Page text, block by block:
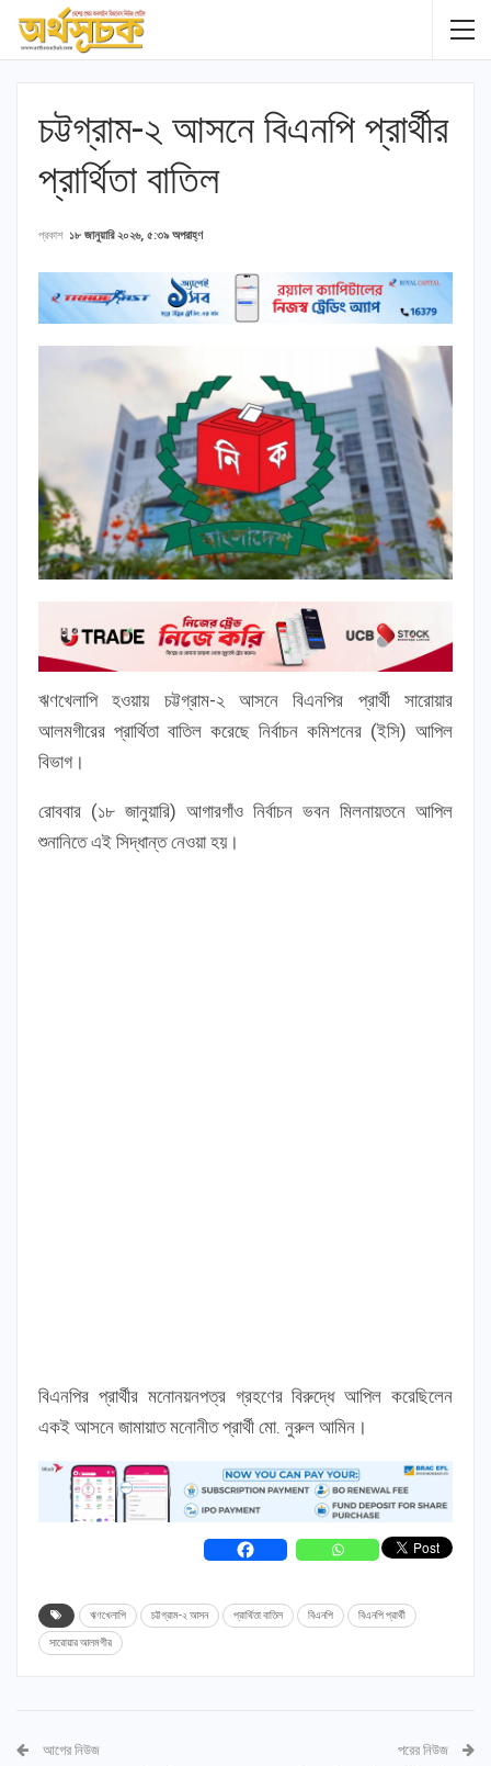
চট্টগ্রাম-২ আসনে বিএনপি প্রার্থীর
প্রার্থিতা বাতিল
প্রকাশ ১৮ জানুয়ারি ২০২৬, ৫:৩৯ অপরাহ্ণ
ঋণখেলাপি হওয়ায় চট্টগ্রাম-২ আসনে বিএনপির প্রার্থী সারোয়ার
আলমগীরের প্রার্থিতা বাতিল করেছে নির্বাচন কমিশনের (ইসি) আপিল
বিভাগ।
রোববার (১৮ জানুয়ারি) আগারগাঁও নির্বাচন ভবন মিলনায়তনে আপিল
শুনানিতে এই সিদ্ধান্ত নেওয়া হয়।
বিএনপির প্রার্থীর মনোনয়নপত্র গ্রহণের বিরুদ্ধে আপিল করেছিলেন
একই আসনে জামায়াত মনোনীত প্রার্থী মো. নুরুল আমিন।
ঋণখেলাপি চট্টগ্রাম-২ আসন প্রার্থিতা বাতিল ‍বিএনপি বিএনপি প্রার্থী
সারোয়ার আলমগীর
আগের নিউজ পরের নিউজ